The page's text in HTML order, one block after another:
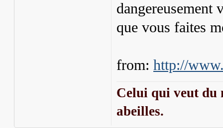
dangereusement
que vous faites
from: http://
Celui qui veut du
abeilles.